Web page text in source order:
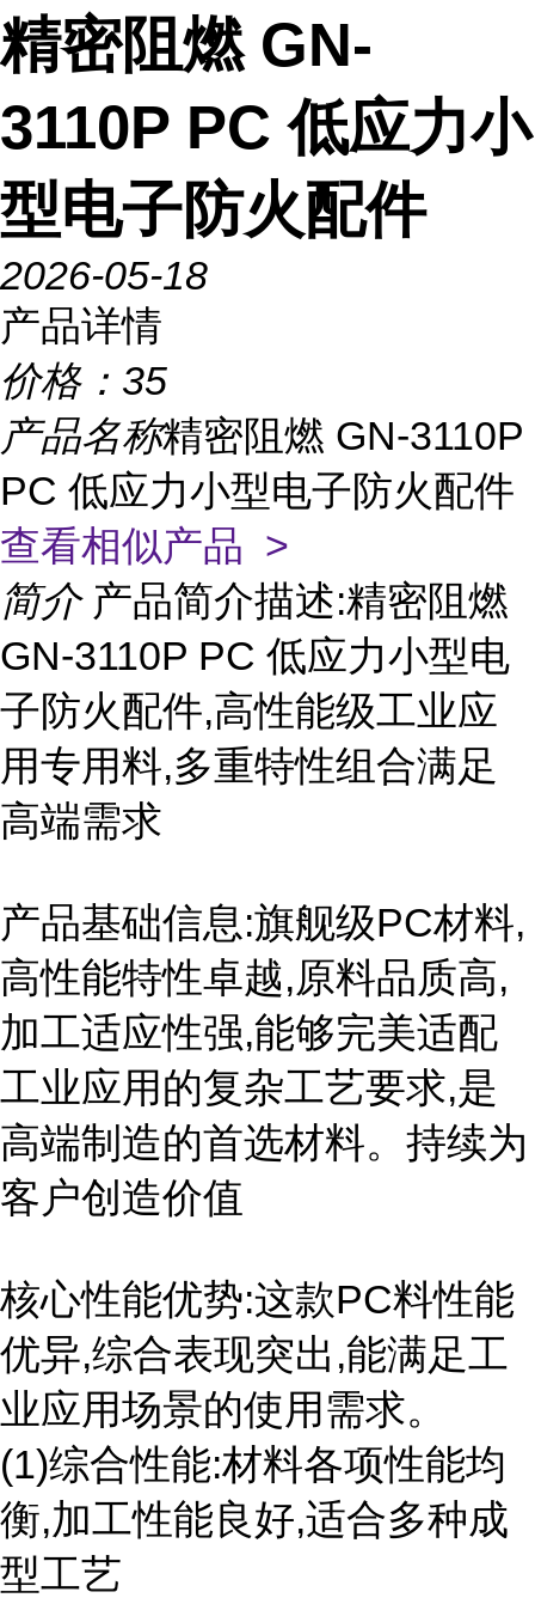
精密阻燃 GN-
3110P PC 低应力小
型电子防火配件
2026-05-18
产品详情
价格： 35
产品名称精密阻燃 GN-3110P
PC 低应力小型电子防火配件
查看相似产品 >
简介 产品简介描述:精密阻燃
GN-3110P PC 低应力小型电
子防火配件,高性能级工业应
用专用料,多重特性组合满足
高端需求
产品基础信息:旗舰级PC材料,
高性能特性卓越,原料品质高,
加工适应性强,能够完美适配
工业应用的复杂工艺要求,是
高端制造的首选材料。持续为
客户创造价值
核心性能优势:这款PC料性能
优异,综合表现突出,能满足工
业应用场景的使用需求。
(1)综合性能:材料各项性能均
衡,加工性能良好,适合多种成
型工艺